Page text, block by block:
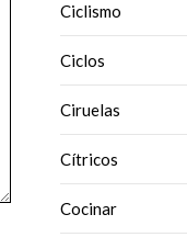
Ciclismo
Ciclos
Ciruelas
Cítricos
Cocinar